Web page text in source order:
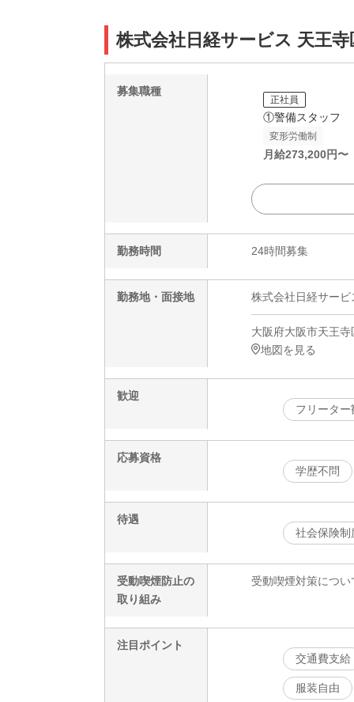
株式会社日経サービス 天王
募集職種
正社員
①警備スタッフ
変形労働制
月給273,200円〜
勤務時間 24時間募集
勤務地・面接地 株式会社日経サー
大阪府大阪市天王
地図を見る
歓迎
フリーター
応募資格
学歴不問
待遇
社会保険制
受動喫煙防止の
取り組み
受動喫煙対策につ
注目ポイント
交通費支給
服装自由